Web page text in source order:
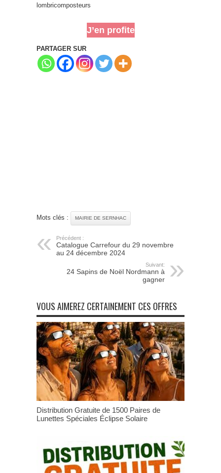
lombricomposteurs
J’en profite
PARTAGER SUR
Mots clés : MAIRIE DE SERNHAC
Précédent :
Catalogue Carrefour du 29 novembre
au 24 décembre 2024
Suivant:
24 Sapins de Noël Nordmann à
gagner
VOUS AIMEREZ CERTAINEMENT CES OFFRES
Distribution Gratuite de 1500 Paires de
Lunettes Spéciales Éclipse Solaire